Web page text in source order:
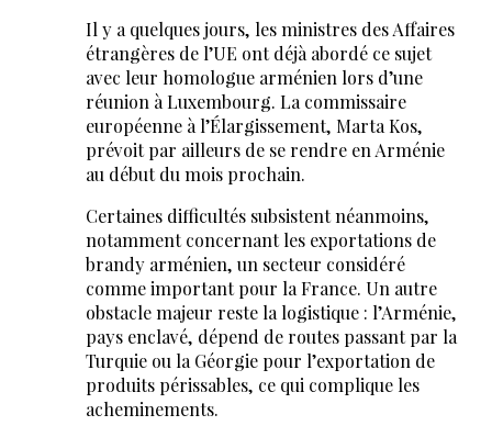
Il y a quelques jours, les ministres des Affaires
étrangères de l’UE ont déjà abordé ce sujet
avec leur homologue arménien lors d’une
réunion à Luxembourg. La commissaire
européenne à l’Élargissement, Marta Kos,
prévoit par ailleurs de se rendre en Arménie
au début du mois prochain.
Certaines difficultés subsistent néanmoins,
notamment concernant les exportations de
brandy arménien, un secteur considéré
comme important pour la France. Un autre
obstacle majeur reste la logistique : l’Arménie,
pays enclavé, dépend de routes passant par la
Turquie ou la Géorgie pour l’exportation de
produits périssables, ce qui complique les
acheminements.